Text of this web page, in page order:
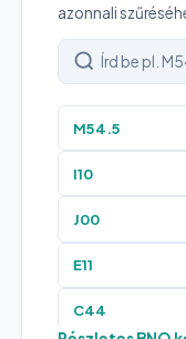
azonnali
M54.5
I10
J00
E11
C44